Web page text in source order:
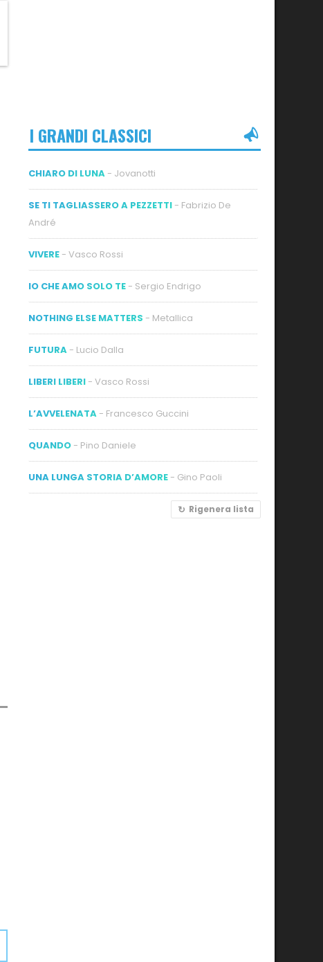
I GRANDI CLASSICI
CHIARO DI LUNA - Jovanotti
SE TI TAGLIASSERO A PEZZETTI - Fabrizio De
André
VIVERE - Vasco Rossi
IO CHE AMO SOLO TE - Sergio Endrigo
NOTHING ELSE MATTERS - Metallica
FUTURA - Lucio Dalla
LIBERI LIBERI - Vasco Rossi
L’AVVELENATA - Francesco Guccini
QUANDO - Pino Daniele
UNA LUNGA STORIA D’AMORE - Gino Paoli
Rigenera lista